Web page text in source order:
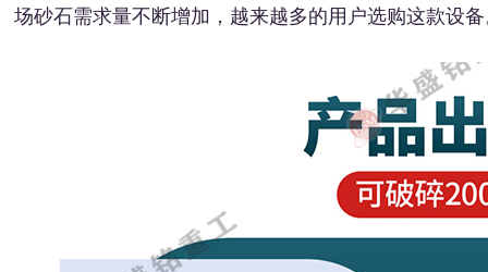
场砂石需求量不断增加，越来越多的用户选购这款设